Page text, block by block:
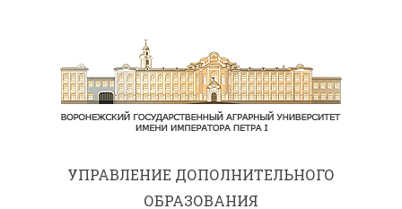
УПРАВЛЕНИЕ ДОПОЛНИТЕЛЬНОГО
ОБРАЗОВАНИЯ